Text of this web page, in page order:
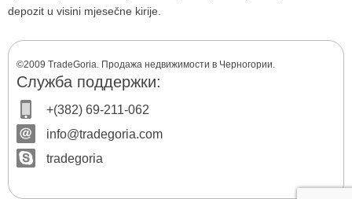
depozit u visini mjesečne kirije.
©2009 TradeGoria. Продажа недвижимости в Черногории.
Служба поддержки:
+(382) 69-211-062
info@tradegoria.com
tradegoria